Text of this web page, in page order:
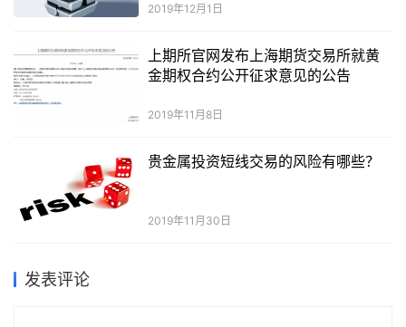
2019年12月1日
上期所官网发布上海期货交易所就黄
金期权合约公开征求意见的公告
2019年11月8日
贵金属投资短线交易的风险有哪些？
2019年11月30日
发表评论